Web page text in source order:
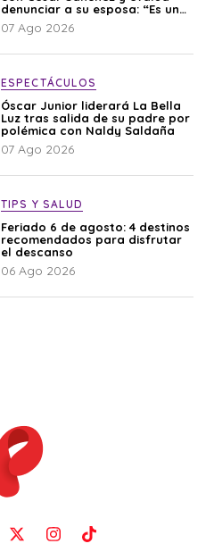
denunciar a su esposa: “Es una
difamación”
07 Ago 2026
ESPECTÁCULOS
Óscar Junior liderará La Bella
Luz tras salida de su padre por
polémica con Naldy Saldaña
07 Ago 2026
TIPS Y SALUD
Feriado 6 de agosto: 4 destinos
recomendados para disfrutar
el descanso
06 Ago 2026